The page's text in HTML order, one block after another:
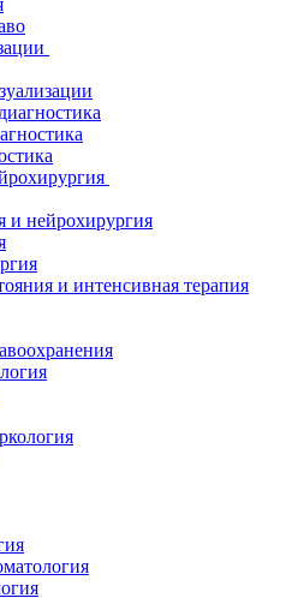
и нейрохирургия
и интенсивная терапия